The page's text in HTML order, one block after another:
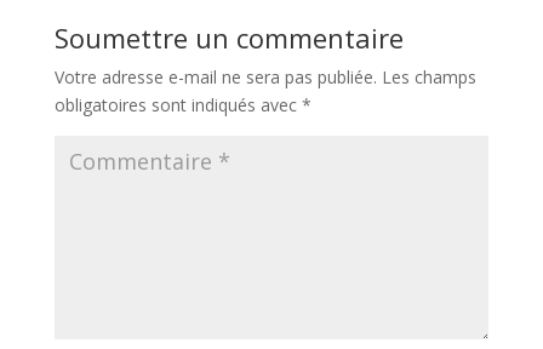
Soumettre un commentaire
Votre adresse e-mail ne sera pas publiée. Les champs
obligatoires sont indiqués avec *